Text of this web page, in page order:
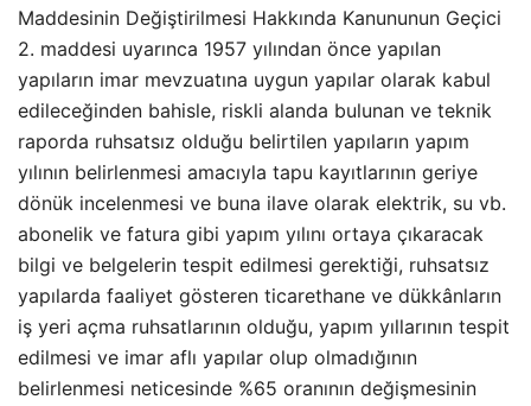
Maddesinin Değiştirilmesi Hakkında Kanununun Geçici
2. maddesi uyarınca 1957 yılından önce yapılan
yapıların imar mevzuatına uygun yapılar olarak kabul
edileceğinden bahisle, riskli alanda bulunan ve teknik
raporda ruhsatsız olduğu belirtilen yapıların yapım
yılının belirlenmesi amacıyla tapu kayıtlarının geriye
dönük incelenmesi ve buna ilave olarak elektrik, su vb.
abonelik ve fatura gibi yapım yılını ortaya çıkaracak
bilgi ve belgelerin tespit edilmesi gerektiği, ruhsatsız
yapılarda faaliyet gösteren ticarethane ve dükkânların
iş yeri açma ruhsatlarının olduğu, yapım yıllarının tespit
edilmesi ve imar aflı yapılar olup olmadığının
belirlenmesi neticesinde %65 oranının değişmesinin